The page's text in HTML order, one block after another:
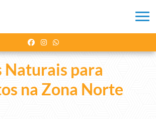
Naturais para
na Zona Norte